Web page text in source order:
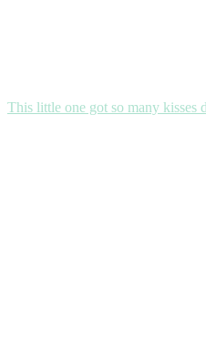
This little one got so many kisses